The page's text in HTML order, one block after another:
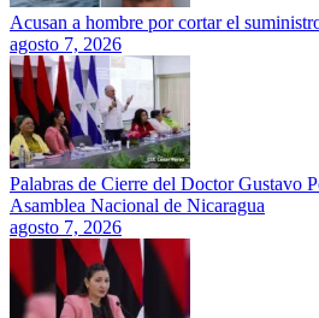
Acusan a hombre por cortar el
agosto 7, 2026
Palabras de Cierre del Doctor Gustavo
Asamblea Nacional de Nicaragua
agosto 7, 2026